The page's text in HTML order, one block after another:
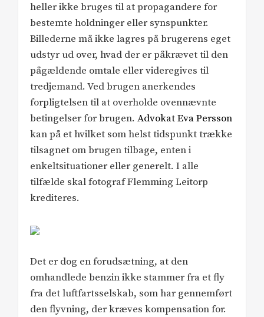
heller ikke bruges til at propagandere for
bestemte holdninger eller synspunkter.
Billederne må ikke lagres på brugerens eget
udstyr ud over, hvad der er påkrævet til den
pågældende omtale eller videregives til
tredjemand. Ved brugen anerkendes
forpligtelsen til at overholde ovennævnte
betingelser for brugen. Advokat Eva Persson
kan på et hvilket som helst tidspunkt trække
tilsagnet om brugen tilbage, enten i
enkeltsituationer eller generelt. I alle
tilfælde skal fotograf Flemming Leitorp
krediteres.
Det er dog en forudsætning, at den
omhandlede benzin ikke stammer fra et fly
fra det luftfartsselskab, som har gennemført
den flyvning, der kræves kompensation for.